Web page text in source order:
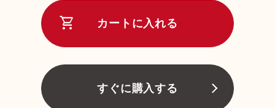
shopping_cart カートに入れる
すぐに購入する